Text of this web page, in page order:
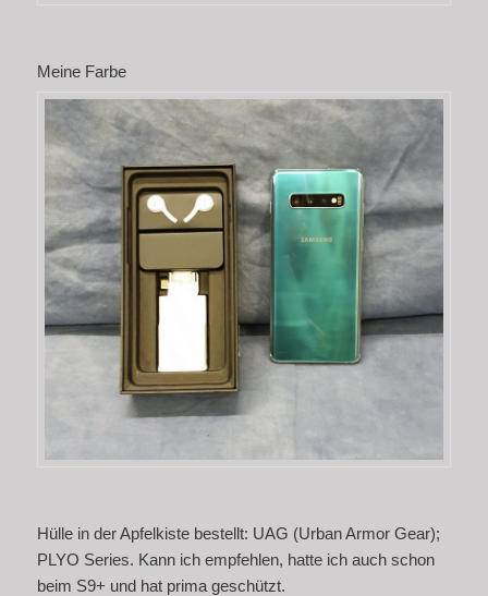
Meine Farbe
Hülle in der Apfelkiste bestellt: UAG (Urban Armor Gear);
PLYO Series. Kann ich empfehlen, hatte ich auch schon
beim S9+ und hat prima geschützt.